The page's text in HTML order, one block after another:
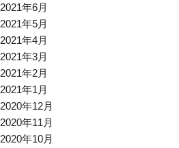
2021年6月
2021年5月
2021年4月
2021年3月
2021年2月
2021年1月
2020年12月
2020年11月
2020年10月